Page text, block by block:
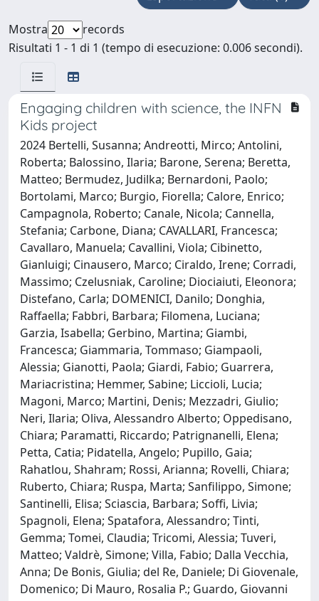
Mostra
records
Risultati 1 - 1 di 1 (tempo di esecuzione: 0.006 secondi).
Engaging children with science, the INFN
Kids project
2024 Bertelli, Susanna; Andreotti, Mirco; Antolini,
Roberta; Balossino, Ilaria; Barone, Serena; Beretta,
Matteo; Bermudez, Judilka; Bernardoni, Paolo;
Bortolami, Marco; Burgio, Fiorella; Calore, Enrico;
Campagnola, Roberto; Canale, Nicola; Cannella,
Stefania; Carbone, Diana; CAVALLARI, Francesca;
Cavallaro, Manuela; Cavallini, Viola; Cibinetto,
Gianluigi; Cinausero, Marco; Ciraldo, Irene; Corradi,
Massimo; Czelusniak, Caroline; Diociaiuti, Eleonora;
Distefano, Carla; DOMENICI, Danilo; Donghia,
Raffaella; Fabbri, Barbara; Filomena, Luciana;
Garzia, Isabella; Gerbino, Martina; Giambi,
Francesca; Giammaria, Tommaso; Giampaoli,
Alessia; Gianotti, Paola; Giardi, Fabio; Guarrera,
Mariacristina; Hemmer, Sabine; Liccioli, Lucia;
Magoni, Marco; Martini, Denis; Mezzadri, Giulio;
Neri, Ilaria; Oliva, Alessandro Alberto; Oppedisano,
Chiara; Paramatti, Riccardo; Patrignanelli, Elena;
Petta, Catia; Pidatella, Angelo; Pupillo, Gaia;
Rahatlou, Shahram; Rossi, Arianna; Rovelli, Chiara;
Ruberto, Chiara; Ruspa, Marta; Sanfilippo, Simone;
Santinelli, Elisa; Sciascia, Barbara; Soffi, Livia;
Spagnoli, Elena; Spatafora, Alessandro; Tinti,
Gemma; Tomei, Claudia; Tricomi, Alessia; Tuveri,
Matteo; Valdrè, Simone; Villa, Fabio; Dalla Vecchia,
Anna; De Bonis, Giulia; del Re, Daniele; Di Giovenale,
Domenico; Di Mauro, Rosalia P.; Guardo, Giovanni